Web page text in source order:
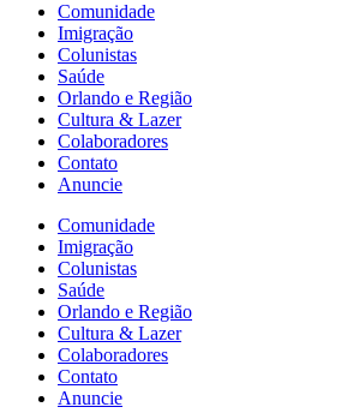
Comunidade
Imigração
Colunistas
Saúde
Orlando e Região
Cultura & Lazer
Colaboradores
Contato
Anuncie
Comunidade
Imigração
Colunistas
Saúde
Orlando e Região
Cultura & Lazer
Colaboradores
Contato
Anuncie